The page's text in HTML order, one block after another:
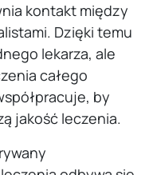
kontakt między
Dzięki temu
lekarza, ale
całego
by
jakość leczenia.